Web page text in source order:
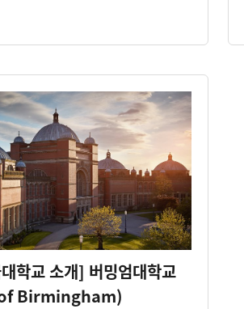
학교 소개] 버밍엄대학교
Birmingham)